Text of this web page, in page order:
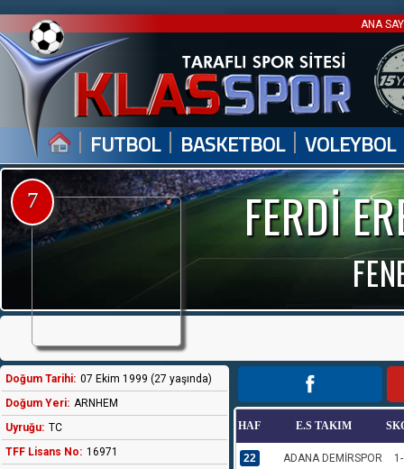
ANA
| FUTBOL | BASKETBOL | VOLEYBOL
FERDİ
7
Doğum Tarihi: 07 Ekim 1999 (27 yaşında)
Doğum Yeri: ARNHEM
Uyruğu: TC
TFF Lisans No: 16971
HAF E.S TAKIM
22 ADANA DEMİRSPOR